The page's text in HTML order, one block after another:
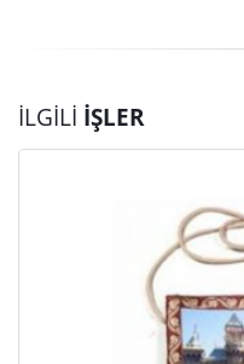
İLGILI İŞLER